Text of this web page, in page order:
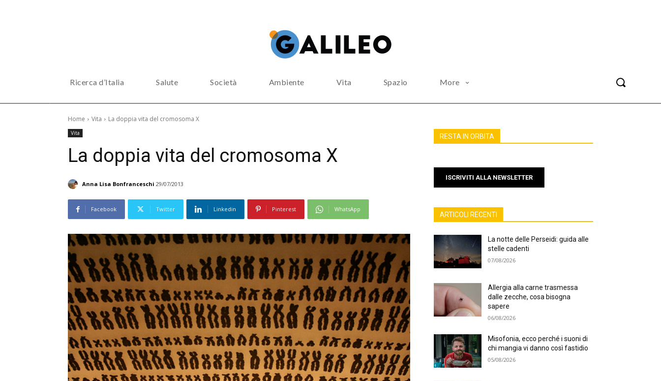
Ricerca d’Italia Salute Società Ambiente Vita Spazio More
Home Vita La doppia vita del cromosoma X
Vita
La doppia vita del cromosoma X
Anna Lisa Bonfranceschi 29/07/2013
Facebook Twitter Linkedin Pinterest WhatsApp
RESTA IN ORBITA
ISCRIVITI ALLA NEWSLETTER
ARTICOLI RECENTI
La notte delle Perseidi: guida alle
stelle cadenti
07/08/2026
Allergia alla carne trasmessa
dalle zecche, cosa bisogna
sapere
06/08/2026
Misofonia, ecco perché i suoni di
chi mangia vi danno così fastidio
05/08/2026